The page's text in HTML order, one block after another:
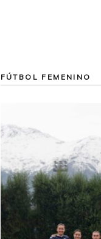
FÚTBOL FEMENINO